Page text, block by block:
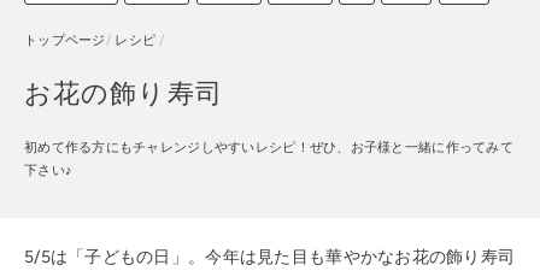
トップページ / レシピ /
お花の飾り寿司
初めて作る方にもチャレンジしやすいレシピ！ぜひ、お子様と一緒に作ってみて
下さい♪
5/5は「子どもの日」。今年は見た目も華やかなお花の飾り寿司